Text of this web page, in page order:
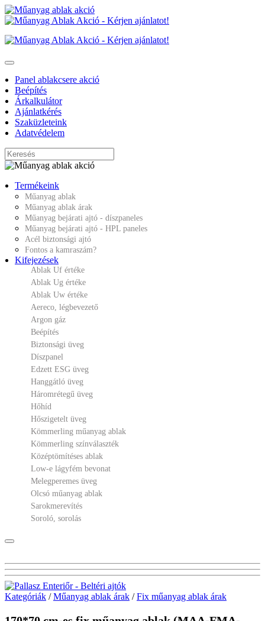
Panel ablakcsere akció
Beépítés
Árkalkulátor
Ajánlatkérés
Szaküzleteink
Adatvédelem
Termékeink
Műanyag ablak
Műanyag ablak árak
Műanyag bejárati ajtó - díszpaneles
Műanyag bejárati ajtó - HPL paneles
Acél biztonsági ajtó
Fontos a kamraszám?
Kifejezések
Ablak Uf értéke
Ablak Ug értéke
Ablak Uw értéke
Aereco, légbevezető
Argon gáz
Beépítés
Biztonsági üveg
Díszpanel
Edzett ESG üveg
Hanggátló üveg
Háromrétegű üveg
Hőhíd
Hőszigetelt üveg
Kömmerling műanyag ablak
Kömmerling színválaszték
Középtömítéses ablak
Low-e lágyfém bevonat
Melegperemes üveg
Olcsó műanyag ablak
Sarokmerevítés
Soroló, sorolás
Kategóriák /Műanyag ablak árak /Fix műanyag ablak árak